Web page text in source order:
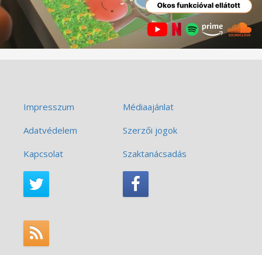
Impresszum
Médiaajánlat
Adatvédelem
Szerzői jogok
Kapcsolat
Szaktanácsadás